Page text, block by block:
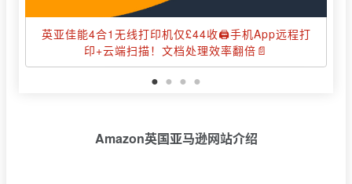
英亚佳能4合1无线打印机仅£44收🖨️手机App远程打
印+云端扫描！文档处理效率翻倍📄
Amazon英国亚马逊网站介绍